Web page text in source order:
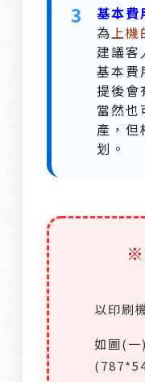
3
基本費
為 上
建議客
基本費
提後會
當然也
產，但
划。
※
以印刷
如圖(一